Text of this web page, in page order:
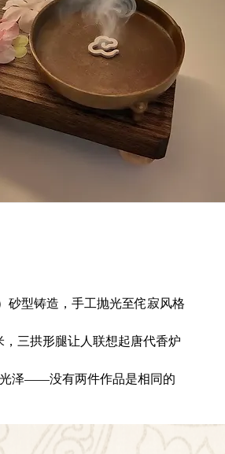
砂型铸造，手工抛光至侘寂风格
，三拱形腿让人联想起唐代香炉
泽——没有两件作品是相同的